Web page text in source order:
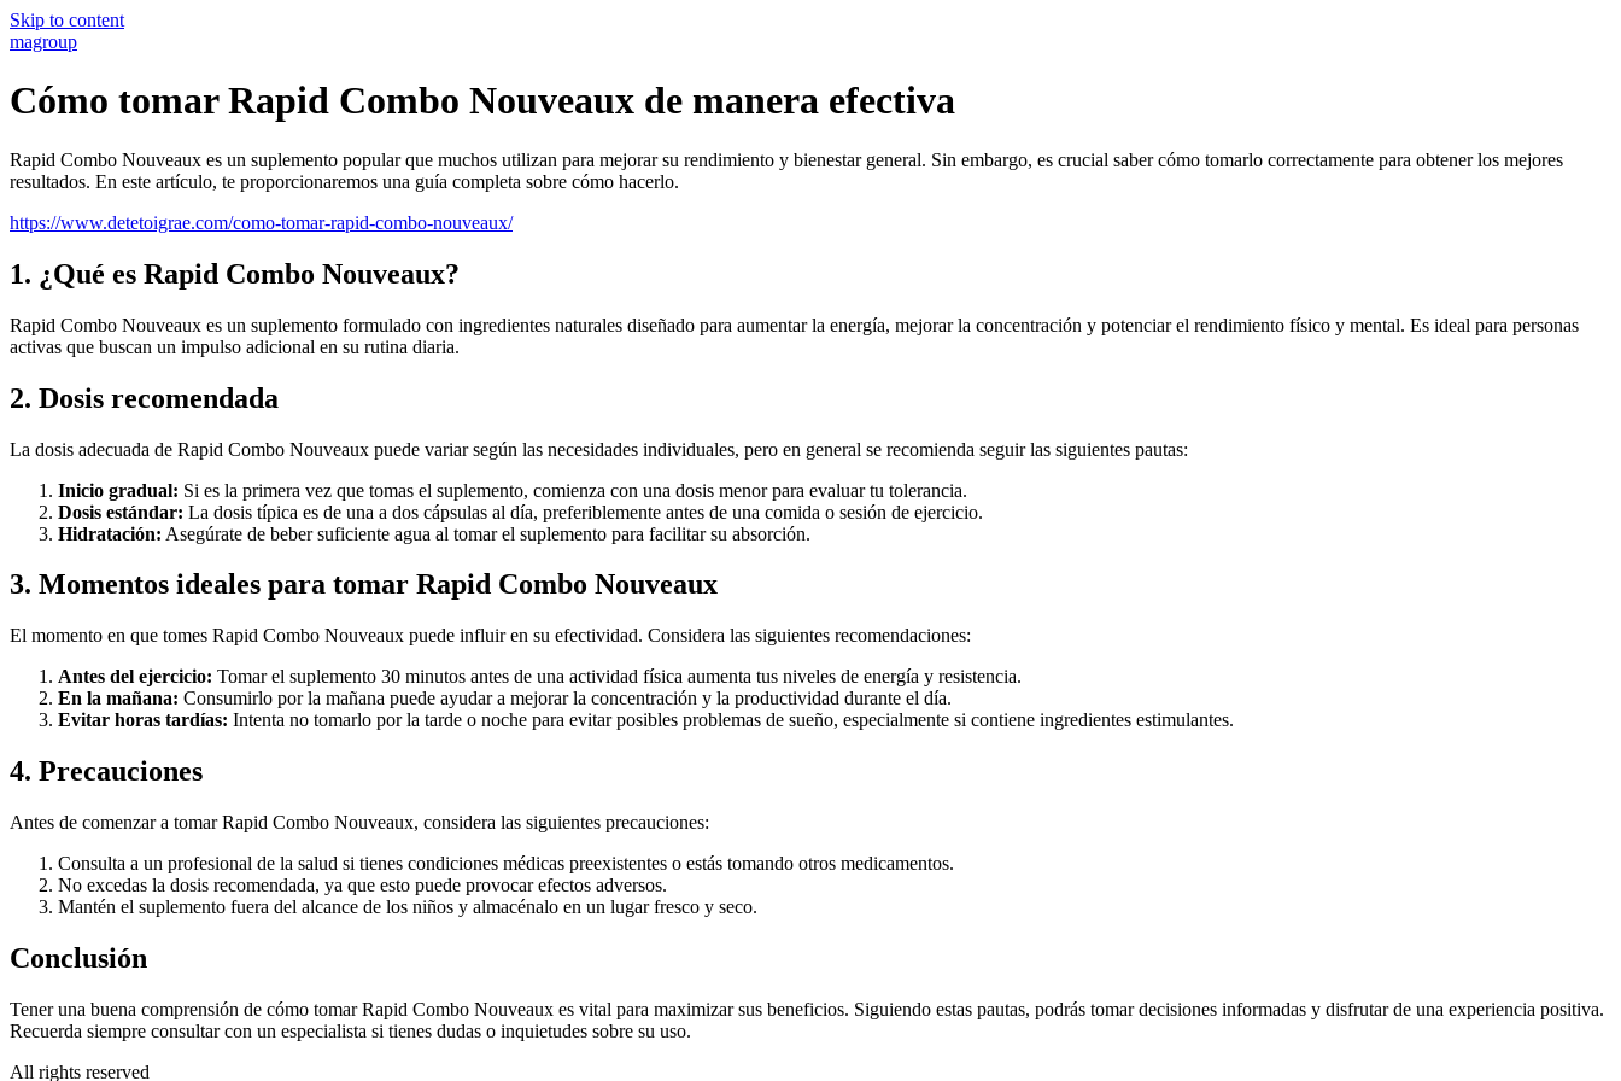
Skip to content
magroup
Cómo tomar Rapid Combo Nouveaux de manera efectiva
Rapid Combo Nouveaux es un suplemento popular que muchos utilizan para mejorar su rendimiento y bienestar general. Sin embargo, es crucial saber cómo tomarlo correctamente para obtener los mejores
resultados. En este artículo, te proporcionaremos una guía completa sobre cómo hacerlo.
https://www.detetoigrae.com/como-tomar-rapid-combo-nouveaux/
1. ¿Qué es Rapid Combo Nouveaux?
Rapid Combo Nouveaux es un suplemento formulado con ingredientes naturales diseñado para aumentar la energía, mejorar la concentración y potenciar el rendimiento físico y mental. Es ideal para personas
activas que buscan un impulso adicional en su rutina diaria.
2. Dosis recomendada
La dosis adecuada de Rapid Combo Nouveaux puede variar según las necesidades individuales, pero en general se recomienda seguir las siguientes pautas:
Inicio gradual: Si es la primera vez que tomas el suplemento, comienza con una dosis menor para evaluar tu tolerancia.
Dosis estándar: La dosis típica es de una a dos cápsulas al día, preferiblemente antes de una comida o sesión de ejercicio.
Hidratación: Asegúrate de beber suficiente agua al tomar el suplemento para facilitar su absorción.
3. Momentos ideales para tomar Rapid Combo Nouveaux
El momento en que tomes Rapid Combo Nouveaux puede influir en su efectividad. Considera las siguientes recomendaciones:
Antes del ejercicio: Tomar el suplemento 30 minutos antes de una actividad física aumenta tus niveles de energía y resistencia.
En la mañana: Consumirlo por la mañana puede ayudar a mejorar la concentración y la productividad durante el día.
Evitar horas tardías: Intenta no tomarlo por la tarde o noche para evitar posibles problemas de sueño, especialmente si contiene ingredientes estimulantes.
4. Precauciones
Antes de comenzar a tomar Rapid Combo Nouveaux, considera las siguientes precauciones:
Consulta a un profesional de la salud si tienes condiciones médicas preexistentes o estás tomando otros medicamentos.
No excedas la dosis recomendada, ya que esto puede provocar efectos adversos.
Mantén el suplemento fuera del alcance de los niños y almacénalo en un lugar fresco y seco.
Conclusión
Tener una buena comprensión de cómo tomar Rapid Combo Nouveaux es vital para maximizar sus beneficios. Siguiendo estas pautas, podrás tomar decisiones informadas y disfrutar de una experiencia positiva.
Recuerda siempre consultar con un especialista si tienes dudas o inquietudes sobre su uso.
All rights reserved